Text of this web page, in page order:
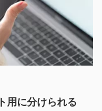
用に分けられる